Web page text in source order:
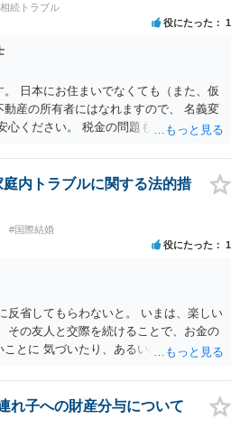
続トラブル
役にたった 1
。 日本にお住まいでなくても（また、仮
産の所有者にはなれますので、 名義変
心ください。 税金の問題もありますの
近くの弁護士に直接相談して、アドバイ
ます。 ご参考にしていただければ幸いで
内トラブルに関する法的措
#国際結婚
役にたった 1
反省してもらわないと。 いまは、楽しい
その友人と交際を続けることで、お金の
とに 気づいたり、あるいは、飽きると
れ子への財産分与について